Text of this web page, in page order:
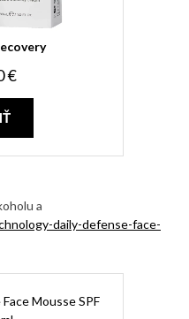
€
a
daily-defense-face-